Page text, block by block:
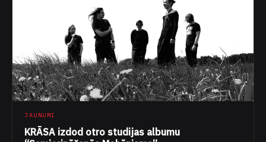
JAUNUMI
KRĀSA izdod otro studijas albumu